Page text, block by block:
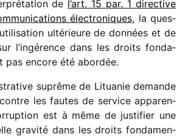
de l’art. 15 par. 1 direc­tive
élec­tro­niques, la ques­
ulté­rieure de données et de
l’ingérence dans les droits fonda­
pas encore été abordée.
suprême de Lituanie demande
les fautes de service appa­ren­
est à même de justi­fier une
gravité dans les droits fonda­men­